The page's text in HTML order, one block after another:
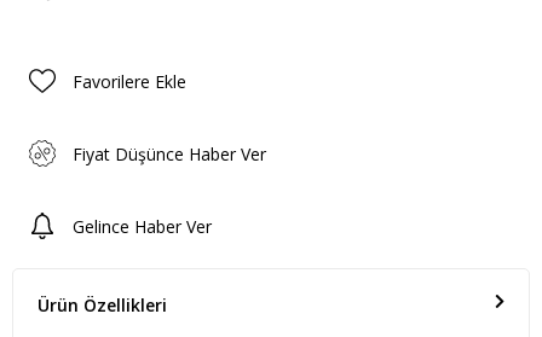
Favorilere Ekle
Fiyat Düşünce Haber Ver
Gelince Haber Ver
Ürün Özellikleri